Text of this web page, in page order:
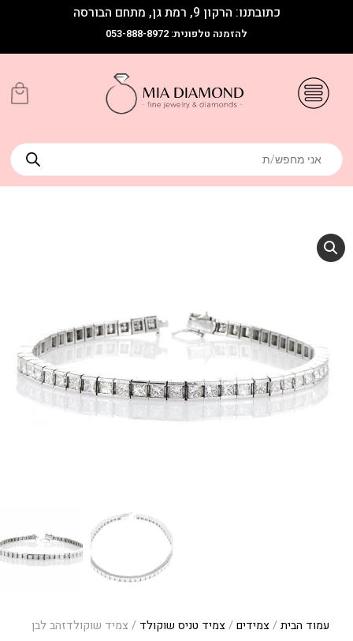
כתובתנו: הרקון 9, רמת גן, מתחם הבורסה
להזמנה טלפונית: 053-888-8972
עמוד הבית/צמידים/צמיד טניס שוקולד / צמיד שוקולדזהב לבן